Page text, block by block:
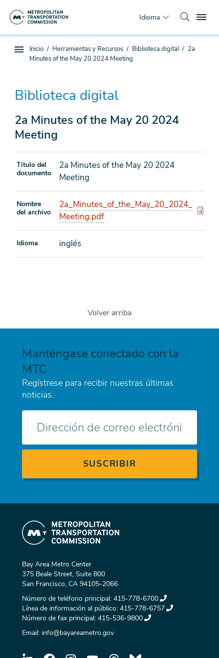
Idioma
Navegación
Estás
aquí
Inicio Herramientas y Recursos Biblioteca digital
2a
Minutes of the May 20 2024 Meeting
Biblioteca digital
2a Minutes of the May 20 2024
Meeting
Titulo del
documento
2a Minutes of the May 20 2024
Meeting
Nombre
del archivo
2a_Minutes_of_the_May_20_2024_
Meeting.pdf
Idioma inglés
Volver arriba
Manténgase conectado con la
MTC
Regístrese para recibir nuestras últimas
noticias.
electrónico
Bay Area Metro Center
375 Beale Street, Suite 800
San Francisco, CA 94105-2066
Número de teléfono principal: 415-778-6700
Línea de información al público: 415-778-6757
Número de fax principal: 415-536-9800
Email: info@bayareametro.gov